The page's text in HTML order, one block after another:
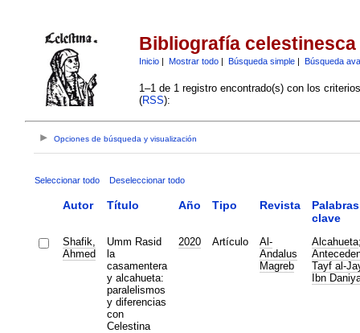
Bibliografía celestinesca
Inicio| Mostrar todo| Búsqueda simple| Búsqueda
1–1 de 1 registro encontrado(s) con los
(RSS):
Opciones de búsqueda y visualización
Seleccionar todo Deseleccionar todo
Autor Título Año Tipo Revista
Palabras
clave
Shafik,
Ahmed
Umm Rasid
la
casamentera
y alcahueta:
paralelismos
y diferencias
con
Celestina
2020 Artículo
Al-
Andalus
Magreb
Alcahueta
Tayf al-
Ibn